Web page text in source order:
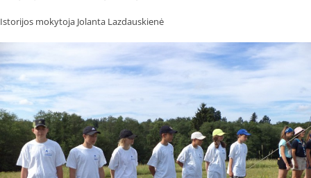
Istorijos mokytoja Jolanta Lazdauskienė